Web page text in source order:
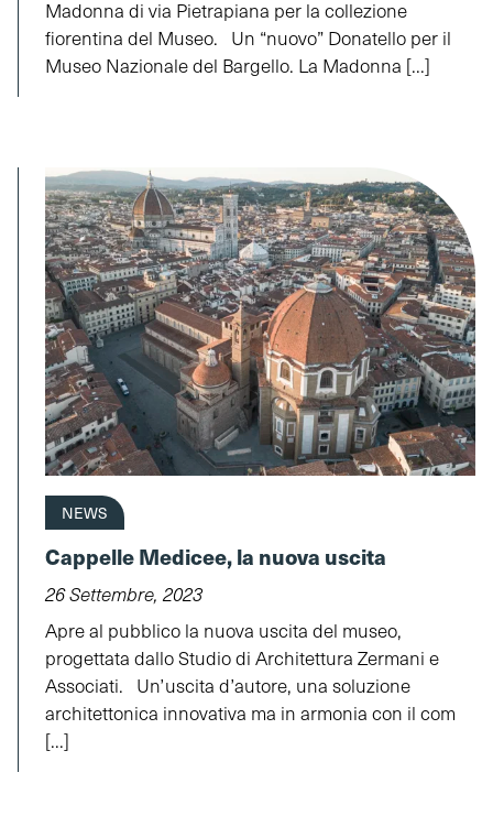
Madonna di via Pietrapiana per la collezione
fiorentina del Museo. Un “nuovo” Donatello per il
Museo Nazionale del Bargello. La Madonna [...]
NEWS
Cappelle Medicee, la nuova uscita
26 Settembre, 2023
Apre al pubblico la nuova uscita del museo,
progettata dallo Studio di Architettura Zermani e
Associati. Un’uscita d’autore, una soluzione
architettonica innovativa ma in armonia con il com
[...]